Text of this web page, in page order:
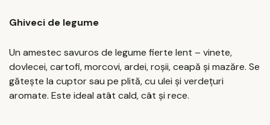
Ghiveci de legume
Un amestec savuros de legume fierte lent – vinete,
dovlecei, cartofi, morcovi, ardei, roșii, ceapă și mazăre. Se
gătește la cuptor sau pe plită, cu ulei și verdețuri
aromate. Este ideal atât cald, cât și rece.